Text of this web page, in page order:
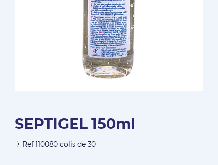
SEPTIGEL 150ml
Ref 110080 colis de 30